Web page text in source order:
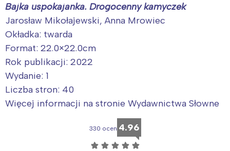
Bajka uspokajanka. Drogocenny kamyczek
Jarosław Mikołajewski, Anna Mrowiec
Okładka: twarda
Format: 22.0×22.0cm
Rok publikacji: 2022
Wydanie: 1
Liczba stron: 40
Więcej informacji na stronie Wydawnictwa Słowne
330 ocen 4.96
☆ ☆ ☆ ☆ ☆